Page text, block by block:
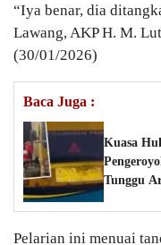
“Iya benar, dia
Lawang, AKP H. M.
(30/01/2026)
Baca Juga :
Kuasa
Tunggu
Pelarian ini menuai